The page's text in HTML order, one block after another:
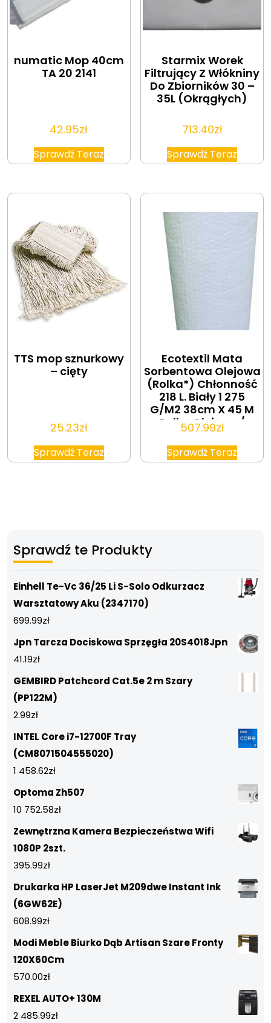
numatic Mop 40cm
TA 20 2141
42.95zł
Sprawdź Teraz
Starmix Worek
Filtrujący Z Włókniny
Do Zbiorników 30 –
35L (Okrągłych)
713.40zł
Sprawdź Teraz
TTS mop sznurkowy
– cięty
25.23zł
Sprawdź Teraz
Ecotextil Mata
Sorbentowa Olejowa
(Rolka*) Chłonność
218 L. Biały 1 275
G/M2 38cm X 45 M
Rolka Olejowe /
Hydrofobowe
(WDML150S)
507.99zł
Sprawdź Teraz
Sprawdź te Produkty
Einhell Te-Vc 36/25 Li S-Solo Odkurzacz
Warsztatowy Aku (2347170)
699.99zł
Jpn Tarcza Dociskowa Sprzęgła 20S4018Jpn
41.19zł
GEMBIRD Patchcord Cat.5e 2 m Szary
(PP122M)
2.99zł
INTEL Core i7-12700F Tray
(CM8071504555020)
1 458.62zł
Optoma Zh507
10 752.58zł
Zewnętrzna Kamera Bezpieczeństwa Wifi
1080P 2szt.
395.99zł
Drukarka HP LaserJet M209dwe Instant Ink
(6GW62E)
608.99zł
Modi Meble Biurko Dąb Artisan Szare Fronty
120X60Cm
570.00zł
REXEL AUTO+ 130M
2 485.99zł